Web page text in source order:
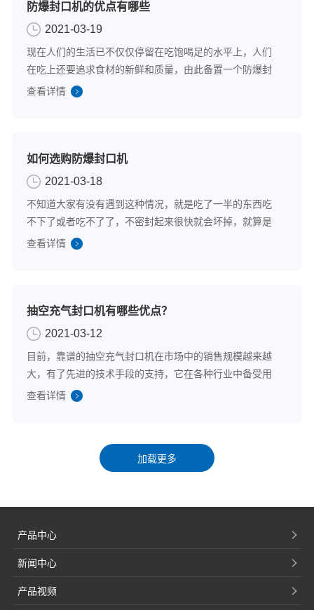
防爆封口机的优点有哪些
2021-03-19
现在人们的生活已不仅仅停留在吃饱喝足的水平上，人们
在吃上还要追求食材的新鲜和质量，由此备置一个防爆封
口机十分重要，它可以让我们的食物保持新鲜，可以让我
查看详情
如何选购防爆封口机
2021-03-18
不知道大家有没有遇到这种情况，就是吃了一半的东西吃
不下了或者吃不了了，不密封起来很快就会坏掉，就算是
放到冰箱里味道也会改变，这时候就需要一个防爆封口
查看详情
抽空充气封口机有哪些优点？
2021-03-12
目前，靠谱的抽空充气封口机在市场中的销售规模越来越
大，有了先进的技术手段的支持，它在各种行业中备受用
户们的追捧和认可，不仅能够保证产品的质量，还能够很
查看详情
产品中心
新闻中心
产品视频